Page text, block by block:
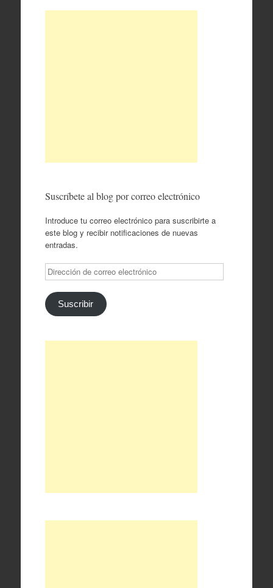
Suscríbete al blog por correo electrónico
Introduce tu correo electrónico para suscribirte a
este blog y recibir notificaciones de nuevas
entradas.
Dirección
de
correo
electrónico
Suscribir